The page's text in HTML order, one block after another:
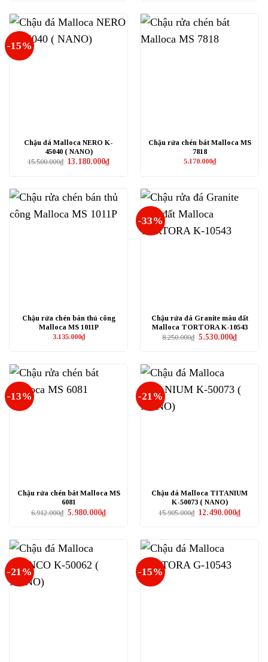
-15%
Chậu đá Malloca NERO K-
45040 ( NANO)
15.500.000₫ Giá
13.180.000₫Giá
hiện
13.180.000₫.
Chậu rửa chén bát Malloca MS
7818
5.170.000₫
Chậu rửa chén bán thủ công
Malloca MS 1011P
3.135.000₫
-33%
Chậu rửa đá Granite màu đất
Malloca TORTORA K-10543
8.250.000₫ Giá
5.530.000₫Giá
hiện
-13%
Chậu rửa chén bát Malloca MS
6081
6.912.000₫ Giá
5.980.000₫Giá
hiện
-21%
Chậu đá Malloca TITANIUM
K-50073 ( NANO)
15.905.000₫ Giá
12.490.000₫Giá
hiện
-21% -15%